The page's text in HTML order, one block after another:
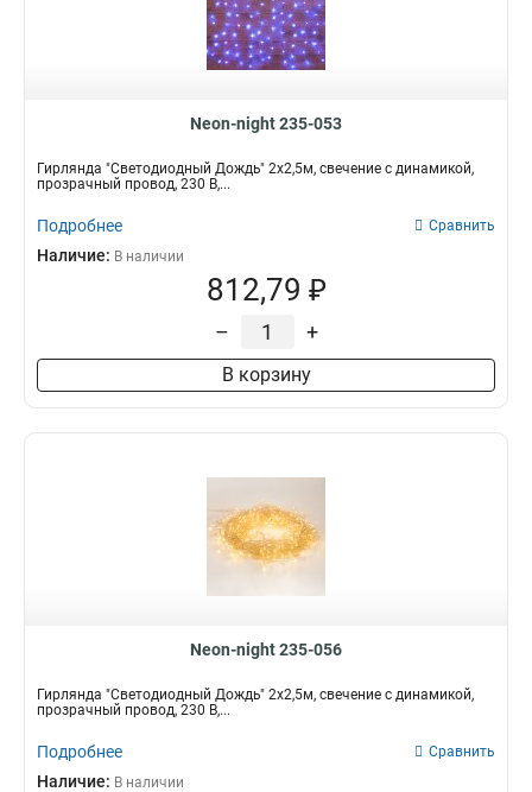
Neon-night 235-053
Гирлянда "Светодиодный Дождь" 2x2,5м, свечение с динамикой,
прозрачный провод, 230 В,...
Подробнее Сравнить
Наличие: В наличии
812,79 ₽
– +
В корзину
Neon-night 235-056
Гирлянда "Светодиодный Дождь" 2x2,5м, свечение с динамикой,
прозрачный провод, 230 В,...
Подробнее Сравнить
Наличие: В наличии